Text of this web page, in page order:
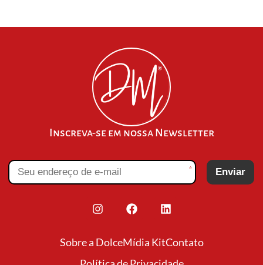
Inscreva-se em nossa Newsletter
* Enviar
Sobre a DolceMídia KitContato